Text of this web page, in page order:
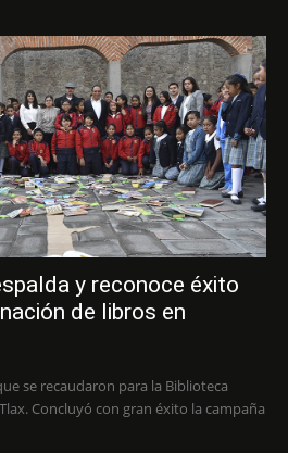
y reconoce éxito
de libros en
se recaudaron para la Biblioteca